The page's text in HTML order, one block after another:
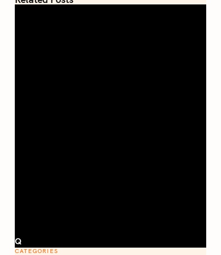
Q
CATEGORIES